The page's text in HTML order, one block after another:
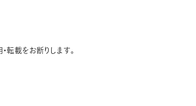
転載をお断りします。